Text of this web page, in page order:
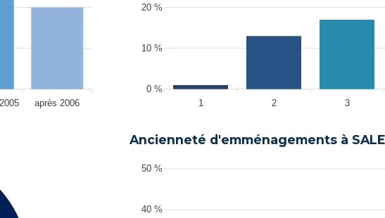
après 2006
20 %
10 %
0 %
1
2 3
Ancienneté d'emménagements à
50 %
40 %